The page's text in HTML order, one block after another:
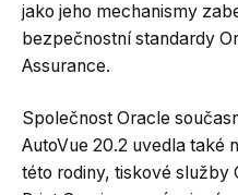
jako jeho mechanismy
bezpečnostní standardy
Assurance.
Společnost Oracle
AutoVue 20.2 uvedla také
této rodiny, tiskové služby